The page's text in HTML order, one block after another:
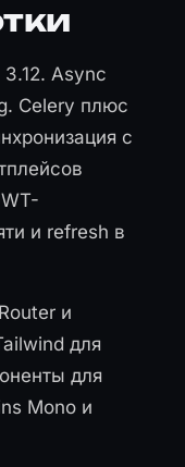
Async
Celery плюс
с
и refresh в
и
для
для
Mono и